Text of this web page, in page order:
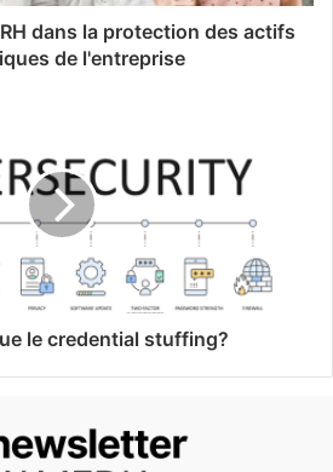
dans la protection des actifs
de l'entreprise
le credential stuffing?